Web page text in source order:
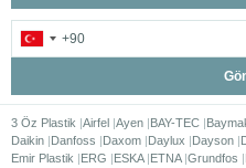
3 Öz Plastik Airfel Ayen BAY-TEC
Daikin Danfoss Daxom Daylux Dayson
Emir Plastik
ERG ESKA ETNA Grundfos